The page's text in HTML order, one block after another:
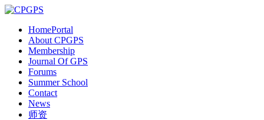
HomePortal
About CPGPS
Membership
Journal Of GPS
Forums
Summer School
Contact
News
师资